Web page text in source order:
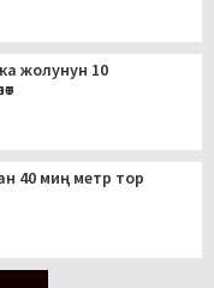
жолунун 10
40 миң метр тор